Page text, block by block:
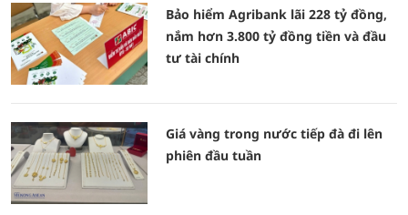
Bảo hiểm Agribank lãi 228 tỷ đồng,
nắm hơn 3.800 tỷ đồng tiền và đầu
tư tài chính
Giá vàng trong nước tiếp đà đi lên
phiên đầu tuần